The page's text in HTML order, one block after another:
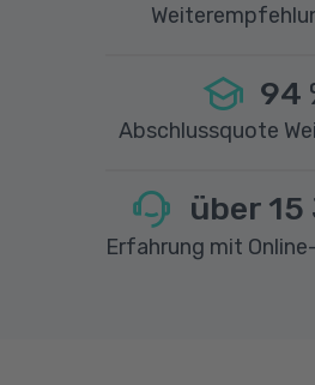
94
Abschlussquote
über 15
Erfahrung mit